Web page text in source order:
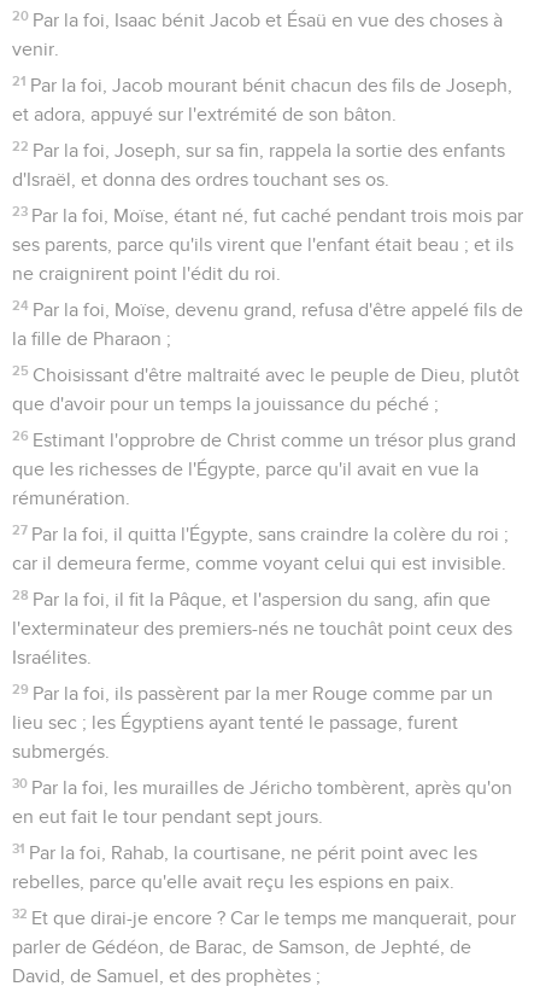
20 Par la foi, Isaac bénit Jacob et Ésaü en vue des choses à
venir.
21 Par la foi, Jacob mourant bénit chacun des fils de Joseph,
et adora, appuyé sur l'extrémité de son bâton.
22 Par la foi, Joseph, sur sa fin, rappela la sortie des enfants
d'Israël, et donna des ordres touchant ses os.
23 Par la foi, Moïse, étant né, fut caché pendant trois mois par
ses parents, parce qu'ils virent que l'enfant était beau ; et ils
ne craignirent point l'édit du roi.
24 Par la foi, Moïse, devenu grand, refusa d'être appelé fils de
la fille de Pharaon ;
25 Choisissant d'être maltraité avec le peuple de Dieu, plutôt
que d'avoir pour un temps la jouissance du péché ;
26 Estimant l'opprobre de Christ comme un trésor plus grand
que les richesses de l'Égypte, parce qu'il avait en vue la
rémunération.
27 Par la foi, il quitta l'Égypte, sans craindre la colère du roi ;
car il demeura ferme, comme voyant celui qui est invisible.
28 Par la foi, il fit la Pâque, et l'aspersion du sang, afin que
l'exterminateur des premiers-nés ne touchât point ceux des
Israélites.
29 Par la foi, ils passèrent par la mer Rouge comme par un
lieu sec ; les Égyptiens ayant tenté le passage, furent
submergés.
30 Par la foi, les murailles de Jéricho tombèrent, après qu'on
en eut fait le tour pendant sept jours.
31 Par la foi, Rahab, la courtisane, ne périt point avec les
rebelles, parce qu'elle avait reçu les espions en paix.
32 Et que dirai-je encore ? Car le temps me manquerait, pour
parler de Gédéon, de Barac, de Samson, de Jephté, de
David, de Samuel, et des prophètes ;